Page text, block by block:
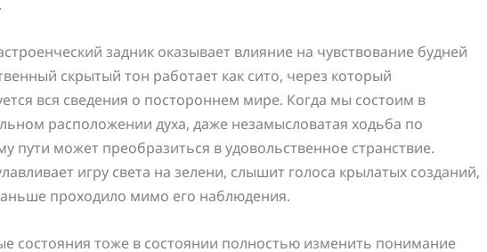
задник оказывает влияние на чувствование будней
скрытый тон работает как сито, через который
вся сведения о постороннем мире. Когда мы состоим в
расположении духа, даже незамысловатая ходьба по
пути может преобразиться в удовольственное странствие.
игру света на зелени, слышит голоса крылатых созданий,
проходило мимо его наблюдения.
состояния тоже в состоянии полностью изменить понимание